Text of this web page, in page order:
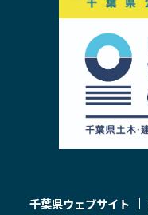
千葉県ウェブサイト